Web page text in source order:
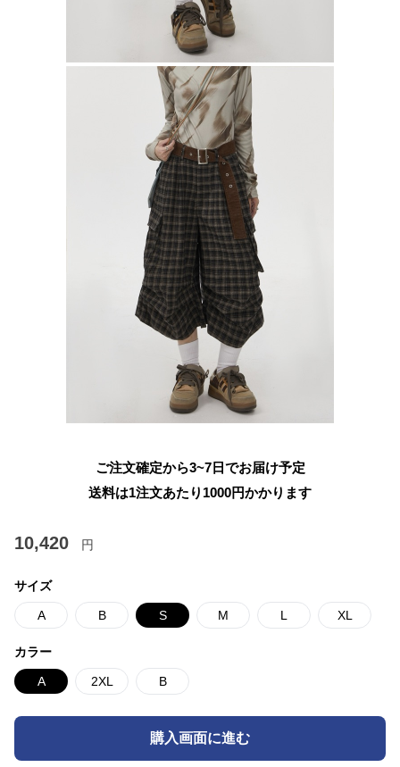
ご注文確定から3~7日でお届け予定
送料は1注文あたり 1000円かかります
10,420 円
サイズ
A B S M L XL
カラー
A 2XL B
購入画面に進む